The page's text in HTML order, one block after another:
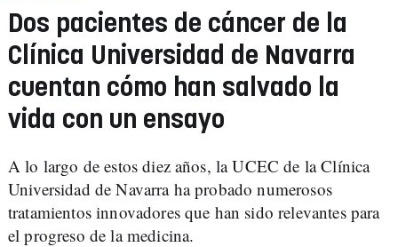
Dos pacientes de cáncer de la
Clínica Universidad de Navarra
cuentan cómo han salvado la
vida con un ensayo
A lo largo de estos diez años, la UCEC de la Clínica
Universidad de Navarra ha probado numerosos
tratamientos innovadores que han sido relevantes para
el progreso de la medicina.